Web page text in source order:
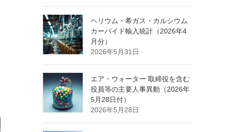
ヘリウム・希ガス・カルシウム
カーバイド輸入統計（2026年4
月分）
2026年5月31日
エア・ウォーター 取締役を含む
役員等の主要人事異動（2026年
5月28日付）
2026年5月28日